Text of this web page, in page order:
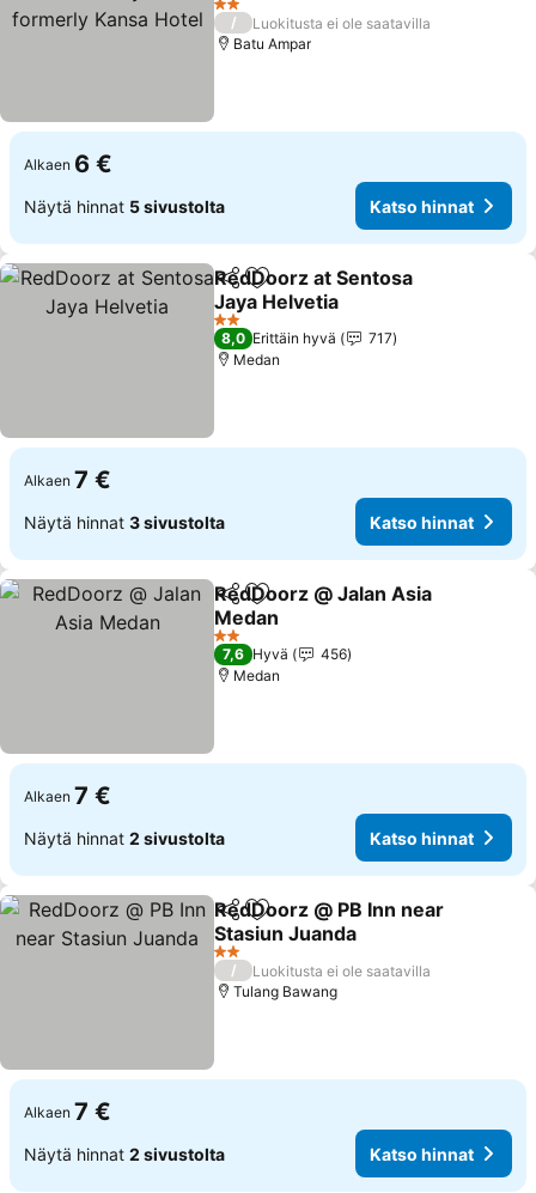
formerly Kansa Hotel
2 Tähtiluokitus
/
Luokitusta ei ole saatavilla
Batu Ampar
Alkaen 6 €
Näytä hinnat 5 sivustolta Katso hinnat
Jaa Lisää suosikkeihin
RedDoorz at Sentosa
Jaya Helvetia
2 Tähtiluokitus
8,0 Erittäin hyvä
717
Medan
Alkaen 7 €
Näytä hinnat 3 sivustolta Katso hinnat
Jaa Lisää suosikkeihin
RedDoorz @ Jalan Asia
Medan
2 Tähtiluokitus
7,6 Hyvä
456
Medan
Alkaen 7 €
Näytä hinnat 2 sivustolta Katso hinnat
Jaa Lisää suosikkeihin
RedDoorz @ PB Inn near
Stasiun Juanda
2 Tähtiluokitus
/
Luokitusta ei ole saatavilla
Tulang Bawang
Alkaen 7 €
Näytä hinnat 2 sivustolta Katso hinnat